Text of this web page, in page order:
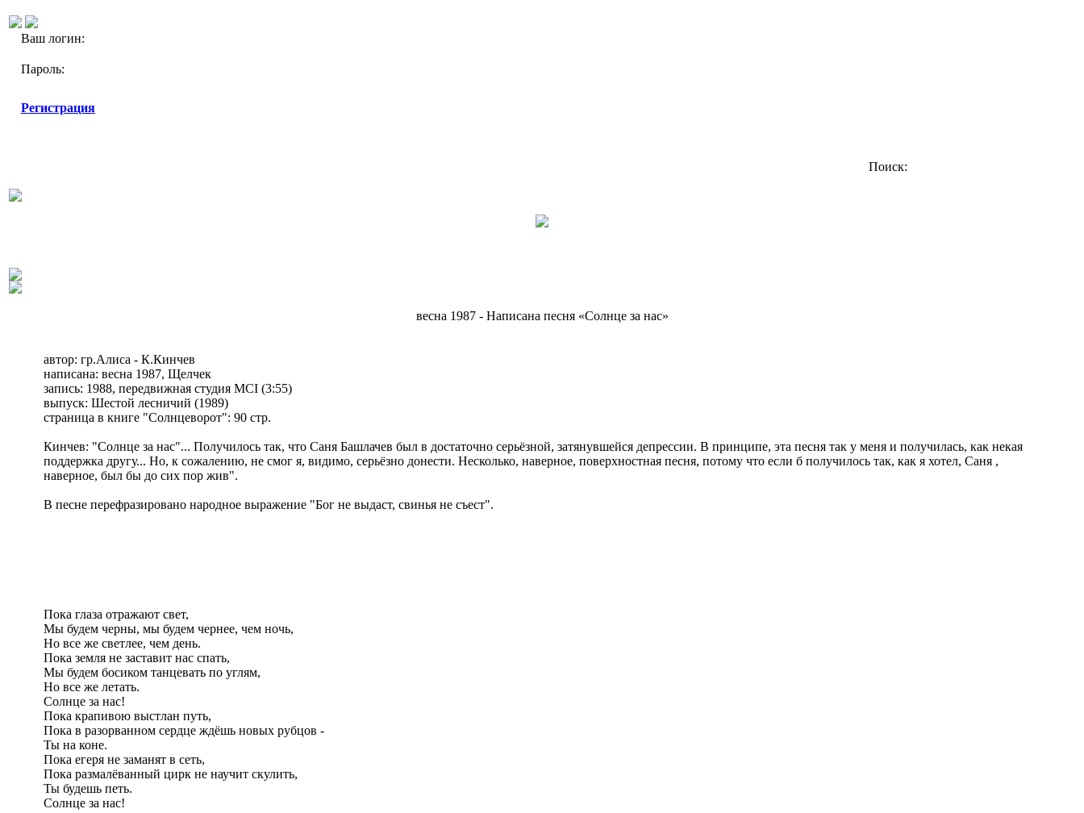
Ваш логин:
Пароль:
Регистрация
Поиск:
весна 1987 - Написана песня «Солнце за нас»
автор: гр.Алиса - К.Кинчев
написана: весна 1987, Щелчек
запись: 1988, передвижная студия MCI (3:55)
выпуск: Шестой лесничий (1989)
страница в книге "Солнцеворот": 90 стр.
Кинчев: "Солнце за нас"... Получилось так, что Саня Башлачев был в достаточно серьёзной, затянувшейся депрессии. В принципе, эта песня так у меня и получилась, как некая
поддержка другу... Но, к сожалению, не смог я, видимо, серьёзно донести. Несколько, наверное, поверхностная песня, потому что если б получилось так, как я хотел, Саня ,
наверное, был бы до сих пор жив".
В песне перефразировано народное выражение "Бог не выдаст, свинья не съест".
Пока глаза отражают свет,
Мы будем черны, мы будем чернее, чем ночь,
Но все же светлее, чем день.
Пока земля не заставит нас спать,
Мы будем босиком танцевать по углям,
Но все же летать.
Солнце за нас!
Пока крапивою выстлан путь,
Пока в разорванном сердце ждёшь новых рубцов -
Ты на коне.
Пока егеря не заманят в сеть,
Пока размалёванный цирк не научит скулить,
Ты будешь петь.
Солнце за нас!